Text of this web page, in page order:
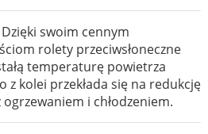
swoim cennym
rolety przeciwsłoneczne
temperaturę powietrza
z kolei przekłada się na redukcję
i chłodzeniem.